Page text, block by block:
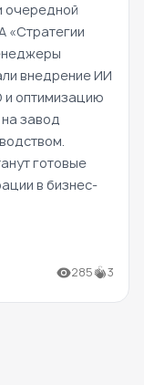
«Стратегии
внедрение ИИ
и оптимизацию
завод
готовые
в бизнес-
285 3